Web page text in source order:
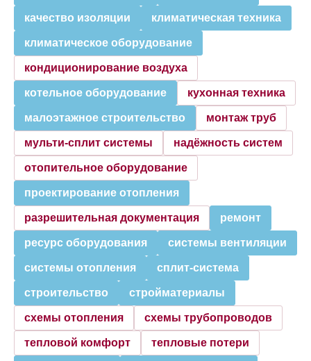
качество изоляции климатическая техника
климатическое оборудование
кондиционирование воздуха
котельное оборудование кухонная техника
малоэтажное строительство монтаж труб
мульти-сплит системы надёжность систем
отопительное оборудование
проектирование отопления
разрешительная документация ремонт
ресурс оборудования системы вентиляции
системы отопления сплит-система
строительство стройматериалы
схемы отопления схемы трубопроводов
тепловой комфорт тепловые потери